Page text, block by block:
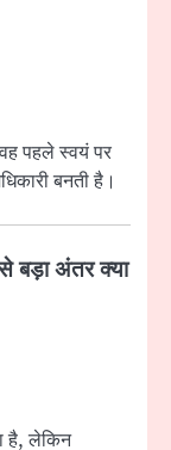
वह पहले स्वयं पर
बनती है।
बड़ा अंतर क्या
है, लेकिन